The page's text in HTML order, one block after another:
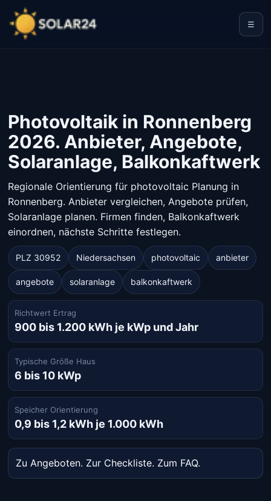
☰
Photovoltaik in Ronnenberg
2026. Anbieter, Angebote,
Solaranlage, Balkonkaftwerk
Regionale Orientierung für photovoltaic Planung in
Ronnenberg. Anbieter vergleichen, Angebote prüfen,
Solaranlage planen. Firmen finden, Balkonkaftwerk
einordnen, nächste Schritte festlegen.
PLZ 30952 Niedersachsen photovoltaic anbieter
angebote solaranlage balkonkaftwerk
Richtwert Ertrag
900 bis 1.200 kWh je kWp und Jahr
Typische Größe Haus
6 bis 10 kWp
Speicher Orientierung
0,9 bis 1,2 kWh je 1.000 kWh
Zu Angeboten. Zur Checkliste. Zum FAQ.